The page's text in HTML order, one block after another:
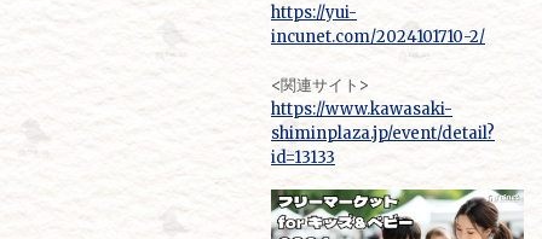
https://yui-
incunet.com/2024101710-2/
<関連サイト>
https://www.kawasaki-
shiminplaza.jp/event/detail?
id=13133